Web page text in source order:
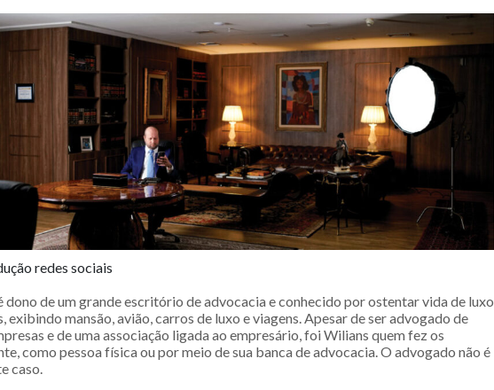
redes sociais
dono de um grande escritório de advocacia e conhecido por ostentar vida de luxo
exibindo mansão, avião, carros de luxo e viagens. Apesar de ser advogado de
e de uma associação ligada ao empresário, foi Wilians quem fez os
como pessoa física ou por meio de sua banca de advocacia. O advogado não é
caso.